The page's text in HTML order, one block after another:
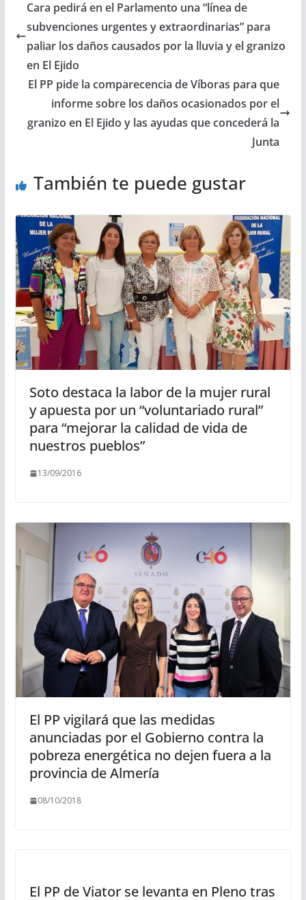
Cara pedirá en el Parlamento una “línea de
subvenciones urgentes y extraordinarias” para
paliar los daños causados por la lluvia y el granizo
en El Ejido
El PP pide la comparecencia de Víboras para que
informe sobre los daños ocasionados por el
granizo en El Ejido y las ayudas que concederá la
Junta
También te puede gustar
Soto destaca la labor de la mujer rural
y apuesta por un “voluntariado rural”
para “mejorar la calidad de vida de
nuestros pueblos”
13/09/2016
El PP vigilará que las medidas
anunciadas por el Gobierno contra la
pobreza energética no dejen fuera a la
provincia de Almería
08/10/2018
El PP de Viator se levanta en Pleno tras